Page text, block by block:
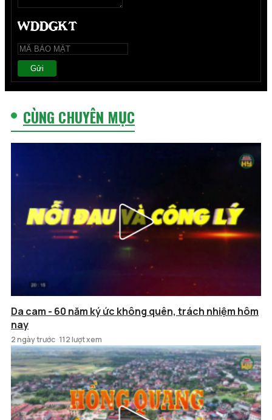
Gửi
CÙNG CHUYÊN MỤC
Da cam - 60 năm ký ức không quên, trách nhiệm hôm
nay
2 ngày trước 112 lượt xem